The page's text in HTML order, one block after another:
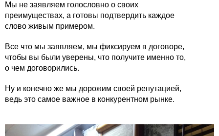
Мы не заявляем голословно о своих
преимуществах, а готовы подтвердить каждое
слово живым примером.
Все что мы заявляем, мы фиксируем в договоре,
чтобы вы были уверены, что получите именно то,
о чем договорились.
Ну и конечно же мы дорожим своей репутацией,
ведь это самое важное в конкурентном рынке.